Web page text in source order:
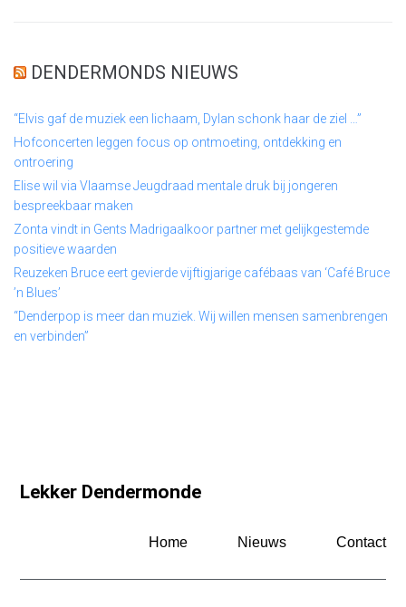
DENDERMONDS NIEUWS
“Elvis gaf de muziek een lichaam, Dylan schonk haar de ziel …”
Hofconcerten leggen focus op ontmoeting, ontdekking en
ontroering
Elise wil via Vlaamse Jeugdraad mentale druk bij jongeren
bespreekbaar maken
Zonta vindt in Gents Madrigaalkoor partner met gelijkgestemde
positieve waarden
Reuzeken Bruce eert gevierde vijftigjarige cafébaas van ‘Café Bruce
’n Blues’
“Denderpop is meer dan muziek. Wij willen mensen samenbrengen
en verbinden”
Lekker Dendermonde
Home Nieuws Contact